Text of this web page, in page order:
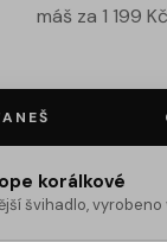
máš za 1 199
korálkové
švihadlo, vyrobeno